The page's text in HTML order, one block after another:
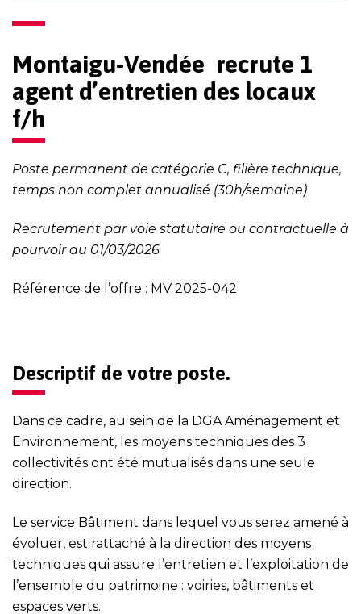
Montaigu-Vendée recrute 1
agent d’entretien des locaux
f/h
Poste permanent de catégorie C, filière technique,
temps non complet annualisé (30h/semaine)
Recrutement par voie statutaire ou contractuelle à
pourvoir au 01/03/2026
Référence de l’offre : MV 2025-042
Descriptif de votre poste.
Dans ce cadre, au sein de la DGA Aménagement et
Environnement, les moyens techniques des 3
collectivités ont été mutualisés dans une seule
direction.
Le service Bâtiment dans lequel vous serez amené à
évoluer, est rattaché à la direction des moyens
techniques qui assure l’entretien et l’exploitation de
l’ensemble du patrimoine : voiries, bâtiments et
espaces verts.